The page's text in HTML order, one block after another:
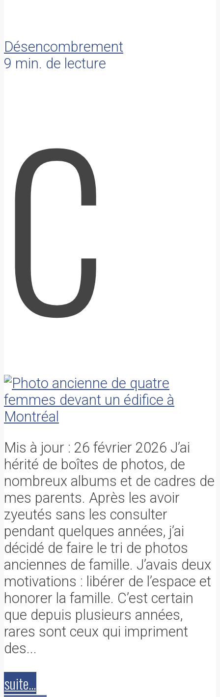
Désencombrement
9 min. de lecture
C
Mis à jour : 26 février 2026 J’ai
hérité de boîtes de photos, de
nombreux albums et de cadres de
mes parents. Après les avoir
zyeutés sans les consulter
pendant quelques années, j’ai
décidé de faire le tri de photos
anciennes de famille. J’avais deux
motivations : libérer de l’espace et
honorer la famille. C’est certain
que depuis plusieurs années,
rares sont ceux qui impriment
des...
suite...